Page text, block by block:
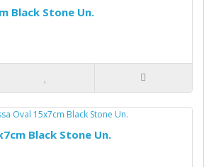
Black Stone Un.
Black Stone Un.